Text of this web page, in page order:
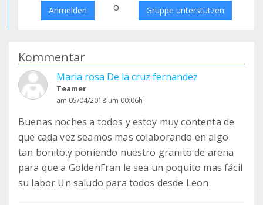
Anmelden o Gruppe unterstützen
Kommentar
Maria rosa De la cruz fernandez
Teamer
am 05/04/2018 um 00:06h
Buenas noches a todos y estoy muy contenta de
que cada vez seamos mas colaborando en algo
tan bonito.y poniendo nuestro granito de arena
para que a GoldenFran le sea un poquito mas fácil
su labor Un saludo para todos desde Leon